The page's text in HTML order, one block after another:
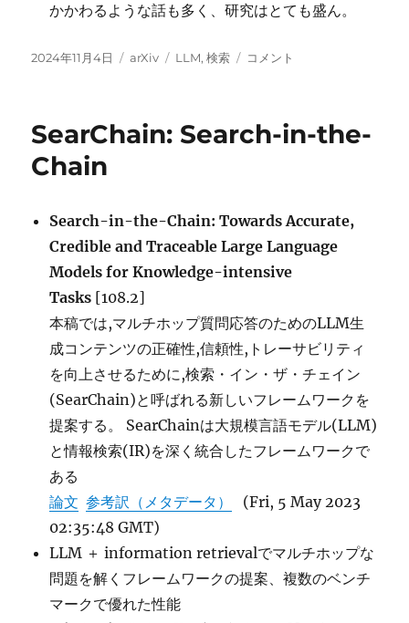
かかわるような話も多く、研究はとても盛ん。
投
2024年11月4日
カ
ー
arXiv
タ
LLM,検索
ChatGPT
with
System
Card,
Baichuan
Report
に
コメント
SearChain: Search-in-the-
Chain
Search-in-the-Chain: Towards Accurate,
Credible and Traceable Large Language
Models for Knowledge-intensive
Tasks [108.2]
本稿では,マルチホップ質問応答のためのLLM生
成コンテンツの正確性,信頼性,トレーサビリティ
を向上させるために,検索・イン・ザ・チェイン
(SearChain)と呼ばれる新しいフレームワークを
提案する。 SearChainは大規模言語モデル(LLM)
と情報検索(IR)を深く統合したフレームワークで
ある
論文 参考訳（メタデータ）
(Fri, 5 May 2023
02:35:48 GMT)
LLM ＋ information retrievalでマルチホップな
問題を解くフレームワークの提案、複数のベンチ
マークで優れた性能